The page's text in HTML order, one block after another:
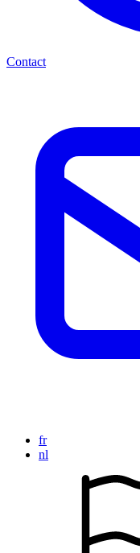
Contact
fr
nl